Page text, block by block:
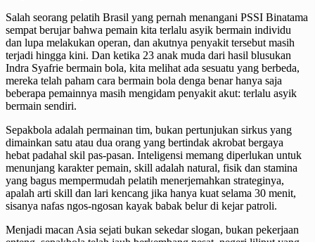
Salah seorang pelatih Brasil yang pernah menangani PSSI Binatama
sempat berujar bahwa pemain kita terlalu asyik bermain individu
dan lupa melakukan operan, dan akutnya penyakit tersebut masih
terjadi hingga kini. Dan ketika 23 anak muda dari hasil blusukan
Indra Syafrie bermain bola, kita melihat ada sesuatu yang berbeda,
mereka telah paham cara bermain bola denga benar hanya saja
beberapa pemainnya masih mengidam penyakit akut: terlalu asyik
bermain sendiri.
Sepakbola adalah permainan tim, bukan pertunjukan sirkus yang
dimainkan satu atau dua orang yang bertindak akrobat bergaya
hebat padahal skil pas-pasan. Inteligensi memang diperlukan untuk
menunjang karakter pemain, skill adalah natural, fisik dan stamina
yang bagus mempermudah pelatih menerjemahkan strateginya,
apalah arti skill dan lari kencang jika hanya kuat selama 30 menit,
sisanya nafas ngos-ngosan kayak babak belur di kejar patroli.
Menjadi macan Asia sejati bukan sekedar slogan, bukan pekerjaan